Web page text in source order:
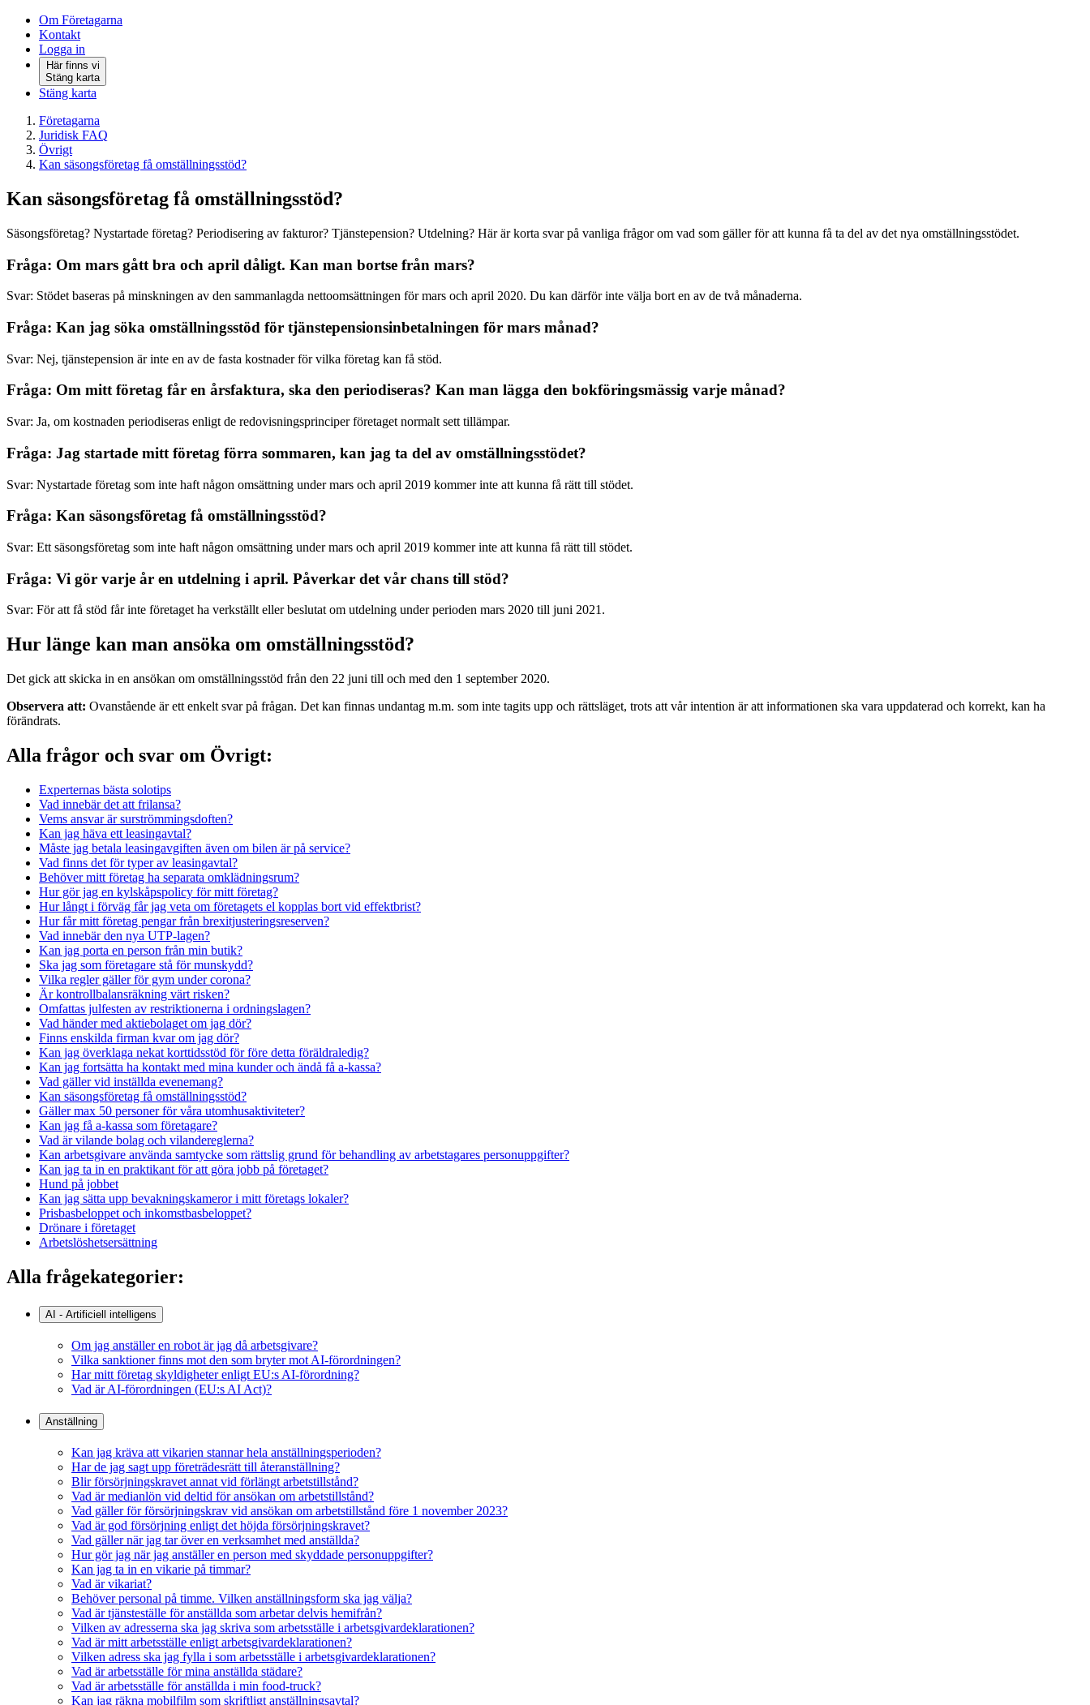
Om Företagarna
Kontakt
Logga in
Här finns vi
Stäng karta
Stäng karta
Företagarna
Juridisk FAQ
Övrigt
Kan säsongsföretag få omställningsstöd?
Kan säsongsföretag få omställningsstöd?
Säsongsföretag? Nystartade företag? Periodisering av fakturor? Tjänstepension? Utdelning? Här är korta svar på vanliga frågor om vad som gäller för att kunna få ta del av det nya omställningsstödet.
Fråga: Om mars gått bra och april dåligt. Kan man bortse från mars?
Svar: Stödet baseras på minskningen av den sammanlagda nettoomsättningen för mars och april 2020. Du kan därför inte välja bort en av de två månaderna.
Fråga: Kan jag söka omställningsstöd för tjänstepensionsinbetalningen för mars månad?
Svar: Nej, tjänstepension är inte en av de fasta kostnader för vilka företag kan få stöd.
Fråga: Om mitt företag får en årsfaktura, ska den periodiseras? Kan man lägga den bokföringsmässig varje månad?
Svar: Ja, om kostnaden periodiseras enligt de redovisningsprinciper företaget normalt sett tillämpar.
Fråga: Jag startade mitt företag förra sommaren, kan jag ta del av omställningsstödet?
Svar: Nystartade företag som inte haft någon omsättning under mars och april 2019 kommer inte att kunna få rätt till stödet.
Fråga: Kan säsongsföretag få omställningsstöd?
Svar: Ett säsongsföretag som inte haft någon omsättning under mars och april 2019 kommer inte att kunna få rätt till stödet.
Fråga: Vi gör varje år en utdelning i april. Påverkar det vår chans till stöd?
Svar: För att få stöd får inte företaget ha verkställt eller beslutat om utdelning under perioden mars 2020 till juni 2021.
Hur länge kan man ansöka om omställningsstöd?
Det gick att skicka in en ansökan om omställningsstöd från den 22 juni till och med den 1 september 2020.
Observera att: Ovanstående är ett enkelt svar på frågan. Det kan finnas undantag m.m. som inte tagits upp och rättsläget, trots att vår intention är att informationen ska vara uppdaterad och korrekt, kan ha
förändrats.
Alla frågor och svar om Övrigt:
Experternas bästa solotips
Vad innebär det att frilansa?
Vems ansvar är surströmmingsdoften?
Kan jag häva ett leasingavtal?
Måste jag betala leasingavgiften även om bilen är på service?
Vad finns det för typer av leasingavtal?
Behöver mitt företag ha separata omklädningsrum?
Hur gör jag en kylskåpspolicy för mitt företag?
Hur långt i förväg får jag veta om företagets el kopplas bort vid effektbrist?
Hur får mitt företag pengar från brexitjusteringsreserven?
Vad innebär den nya UTP-lagen?
Kan jag porta en person från min butik?
Ska jag som företagare stå för munskydd?
Vilka regler gäller för gym under corona?
Är kontrollbalansräkning värt risken?
Omfattas julfesten av restriktionerna i ordningslagen?
Vad händer med aktiebolaget om jag dör?
Finns enskilda firman kvar om jag dör?
Kan jag överklaga nekat korttidsstöd för före detta föräldraledig?
Kan jag fortsätta ha kontakt med mina kunder och ändå få a-kassa?
Vad gäller vid inställda evenemang?
Kan säsongsföretag få omställningsstöd?
Gäller max 50 personer för våra utomhusaktiviteter?
Kan jag få a-kassa som företagare?
Vad är vilande bolag och vilandereglerna?
Kan arbetsgivare använda samtycke som rättslig grund för behandling av arbetstagares personuppgifter?
Kan jag ta in en praktikant för att göra jobb på företaget?
Hund på jobbet
Kan jag sätta upp bevakningskameror i mitt företags lokaler?
Prisbasbeloppet och inkomstbasbeloppet?
Drönare i företaget
Arbetslöshetsersättning
Alla frågekategorier:
AI - Artificiell intelligens
Om jag anställer en robot är jag då arbetsgivare?
Vilka sanktioner finns mot den som bryter mot AI-förordningen?
Har mitt företag skyldigheter enligt EU:s AI-förordning?
Vad är AI-förordningen (EU:s AI Act)?
Anställning
Kan jag kräva att vikarien stannar hela anställningsperioden?
Har de jag sagt upp företrädesrätt till återanställning?
Blir försörjningskravet annat vid förlängt arbetstillstånd?
Vad är medianlön vid deltid för ansökan om arbetstillstånd?
Vad gäller för försörjningskrav vid ansökan om arbetstillstånd före 1 november 2023?
Vad är god försörjning enligt det höjda försörjningskravet?
Vad gäller när jag tar över en verksamhet med anställda?
Hur gör jag när jag anställer en person med skyddade personuppgifter?
Kan jag ta in en vikarie på timmar?
Vad är vikariat?
Behöver personal på timme. Vilken anställningsform ska jag välja?
Vad är tjänsteställe för anställda som arbetar delvis hemifrån?
Vilken av adresserna ska jag skriva som arbetsställe i arbetsgivardeklarationen?
Vad är mitt arbetsställe enligt arbetsgivardeklarationen?
Vilken adress ska jag fylla i som arbetsställe i arbetsgivardeklarationen?
Vad är arbetsställe för mina anställda städare?
Vad är arbetsställe för anställda i min food-truck?
Kan jag räkna mobilfilm som skriftligt anställningsavtal?